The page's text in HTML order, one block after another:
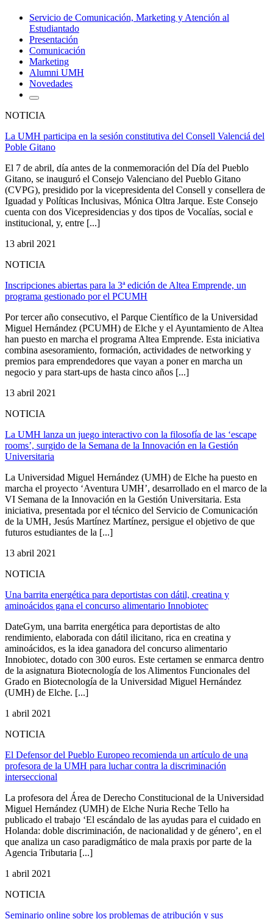
Servicio de Comunicación, Marketing y Atención al
Estudiantado
Presentación
Comunicación
Marketing
Alumni UMH
Novedades
NOTICIA
La UMH participa en la sesión constitutiva del Consell Valenciá del
Poble Gitano
El 7 de abril, día antes de la conmemoración del Día del Pueblo
Gitano, se inauguró el Consejo Valenciano del Pueblo Gitano
(CVPG), presidido por la vicepresidenta del Consell y consellera de
Iguadad y Políticas Inclusivas, Mónica Oltra Jarque. Este Consejo
cuenta con dos Vicepresidencias y dos tipos de Vocalías, social e
institucional, y, entre [...]
13 abril 2021
NOTICIA
Inscripciones abiertas para la 3ª edición de Altea Emprende, un
programa gestionado por el PCUMH
Por tercer año consecutivo, el Parque Científico de la Universidad
Miguel Hernández (PCUMH) de Elche y el Ayuntamiento de Altea
han puesto en marcha el programa Altea Emprende. Esta iniciativa
combina asesoramiento, formación, actividades de networking y
premios para emprendedores que vayan a poner en marcha un
negocio y para start-ups de hasta cinco años [...]
13 abril 2021
NOTICIA
La UMH lanza un juego interactivo con la filosofía de las ‘escape
rooms’, surgido de la Semana de la Innovación en la Gestión
Universitaria
La Universidad Miguel Hernández (UMH) de Elche ha puesto en
marcha el proyecto ‘Aventura UMH’, desarrollado en el marco de la
VI Semana de la Innovación en la Gestión Universitaria. Esta
iniciativa, presentada por el técnico del Servicio de Comunicación
de la UMH, Jesús Martínez Martínez, persigue el objetivo de que
futuros estudiantes de la [...]
13 abril 2021
NOTICIA
Una barrita energética para deportistas con dátil, creatina y
aminoácidos gana el concurso alimentario Innobiotec
DateGym, una barrita energética para deportistas de alto
rendimiento, elaborada con dátil ilicitano, rica en creatina y
aminoácidos, es la idea ganadora del concurso alimentario
Innobiotec, dotado con 300 euros. Este certamen se enmarca dentro
de la asignatura Biotecnología de los Alimentos Funcionales del
Grado en Biotecnología de la Universidad Miguel Hernández
(UMH) de Elche. [...]
1 abril 2021
NOTICIA
El Defensor del Pueblo Europeo recomienda un artículo de una
profesora de la UMH para luchar contra la discriminación
interseccional
La profesora del Área de Derecho Constitucional de la Universidad
Miguel Hernández (UMH) de Elche Nuria Reche Tello ha
publicado el trabajo ‘El escándalo de las ayudas para el cuidado en
Holanda: doble discriminación, de nacionalidad y de género’, en el
que analiza un caso paradigmático de mala praxis por parte de la
Agencia Tributaria [...]
1 abril 2021
NOTICIA
Seminario online sobre los problemas de atribución y sus